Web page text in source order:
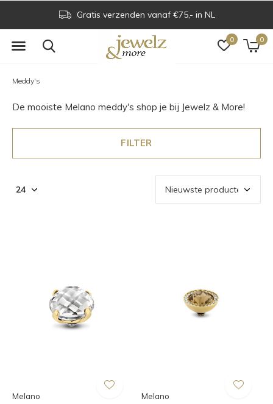
0 0
Voor 16.00 uur besteld is dezelfde dag verzonden
Meddy's
De mooiste Melano meddy's shop je bij Jewelz & More!
FILTER
Melano Melano